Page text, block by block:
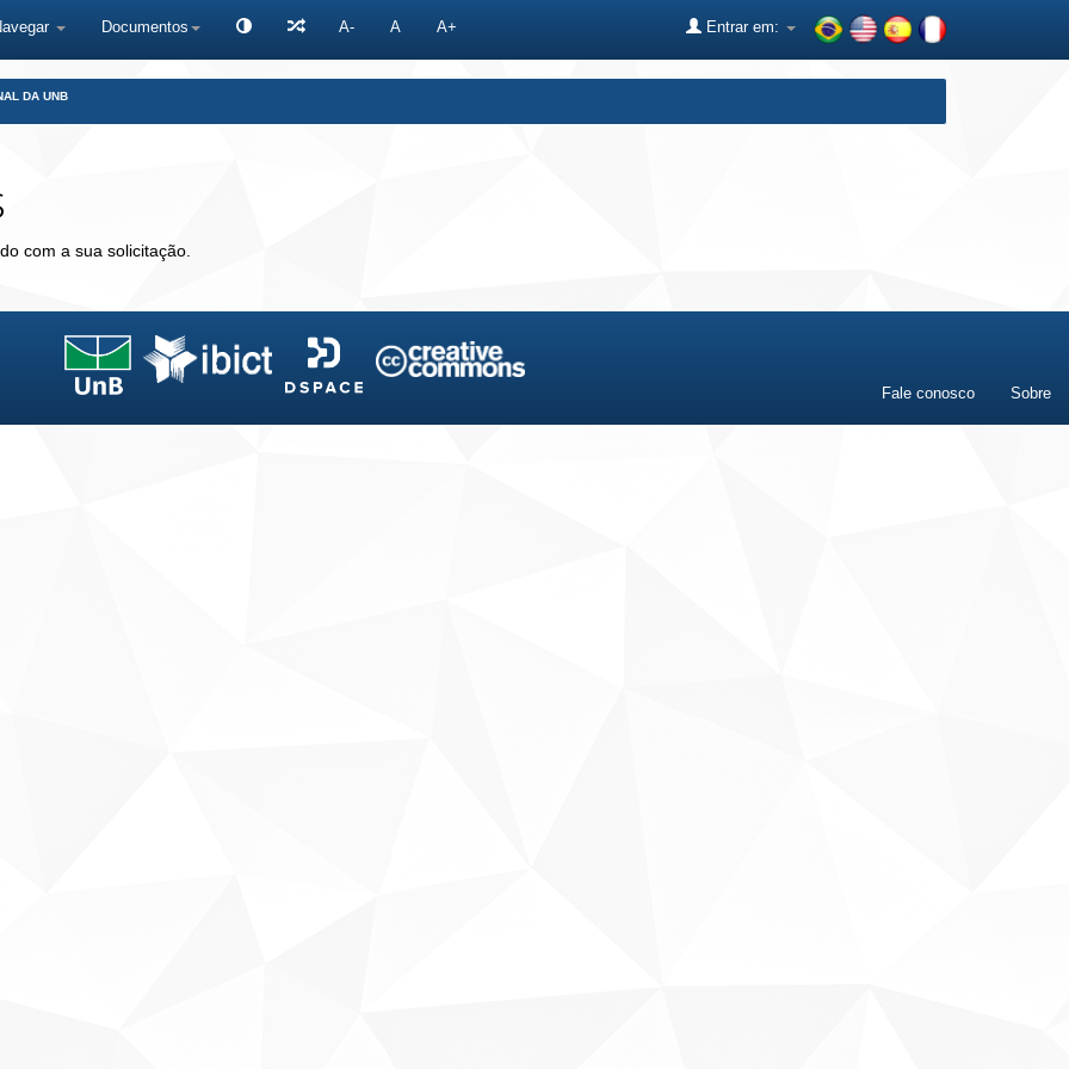
Documentos A- A A+ Entrar em:
DA UNB
com a sua solicitação.
Fale conosco Sobre